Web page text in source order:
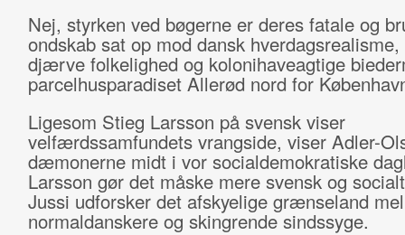
Nej, styrken ved bøgerne er deres fatale og
ondskab sat op mod dansk hverdagsrealisme,
djærve folkelighed og kolonihaveagtige
parcelhusparadiset Allerød nord for
Ligesom Stieg Larsson på svensk viser
velfærdssamfundets vrangside, viser Adler-
dæmonerne midt i vor socialdemokratiske
Larsson gør det måske mere svensk og
Jussi udforsker det afskyelige grænseland
normaldanskere og skingrende sindssyge.